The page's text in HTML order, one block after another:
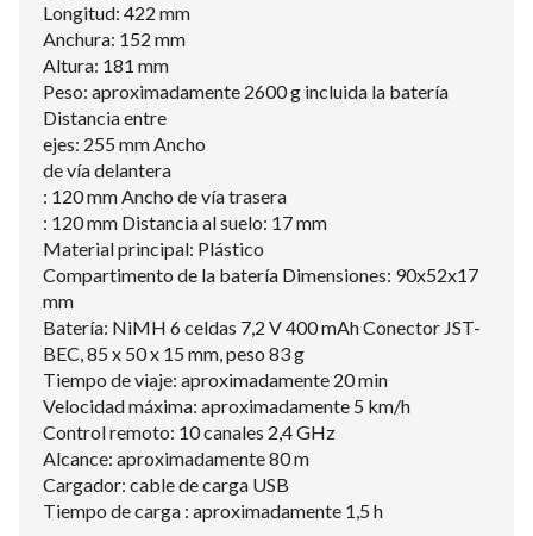
Longitud: 422 mm
Anchura: 152 mm
Altura: 181 mm
Peso: aproximadamente 2600 g incluida la batería
Distancia entre
ejes: 255 mm Ancho
de vía delantera
: 120 mm Ancho de vía trasera
: 120 mm Distancia al suelo: 17 mm
Material principal: Plástico
Compartimento de la batería Dimensiones: 90x52x17
mm
Batería: NiMH 6 celdas 7,2 V 400 mAh Conector JST-
BEC, 85 x 50 x 15 mm, peso 83 g
Tiempo de viaje: aproximadamente 20 min
Velocidad máxima: aproximadamente 5 km/h
Control remoto: 10 canales 2,4 GHz
Alcance: aproximadamente 80 m
Cargador: cable de carga USB
Tiempo de carga : aproximadamente 1,5 h